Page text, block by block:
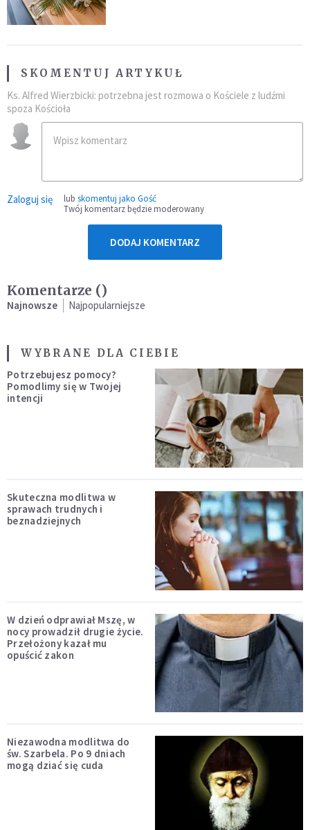
SKOMENTUJ ARTYKUŁ
Ks. Alfred Wierzbicki: potrzebna jest rozmowa o Kościele z ludźmi
spoza Kościoła
Zaloguj się lub skomentuj jako Gość
Twój komentarz będzie moderowany
DODAJ KOMENTARZ
Komentarze ()
Najnowsze Najpopularniejsze
WYBRANE DLA CIEBIE
Potrzebujesz pomocy?
Pomodlimy się w Twojej
intencji
Skuteczna modlitwa w
sprawach trudnych i
beznadziejnych
W dzień odprawiał Mszę, w
nocy prowadził drugie życie.
Przełożony kazał mu
opuścić zakon
Niezawodna modlitwa do
św. Szarbela. Po 9 dniach
mogą dziać się cuda